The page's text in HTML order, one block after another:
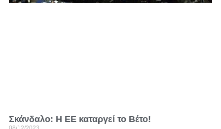
Σκάνδαλο: Η ΕΕ καταργεί το Βέτο!